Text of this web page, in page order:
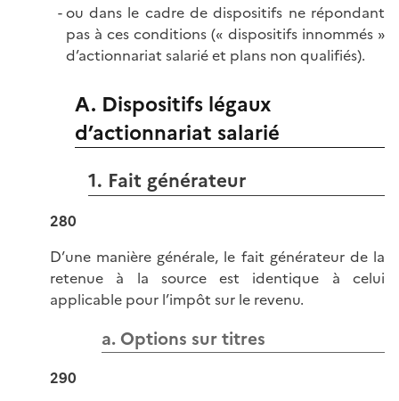
ou dans le cadre de dispositifs ne répondant
pas à ces conditions (« dispositifs innommés »
d’actionnariat salarié et plans non qualifiés).
A. Dispositifs légaux
d’actionnariat salarié
1. Fait générateur
280
D’une manière générale, le fait générateur de la
retenue à la source est identique à celui
applicable pour l’impôt sur le revenu.
a. Options sur titres
290